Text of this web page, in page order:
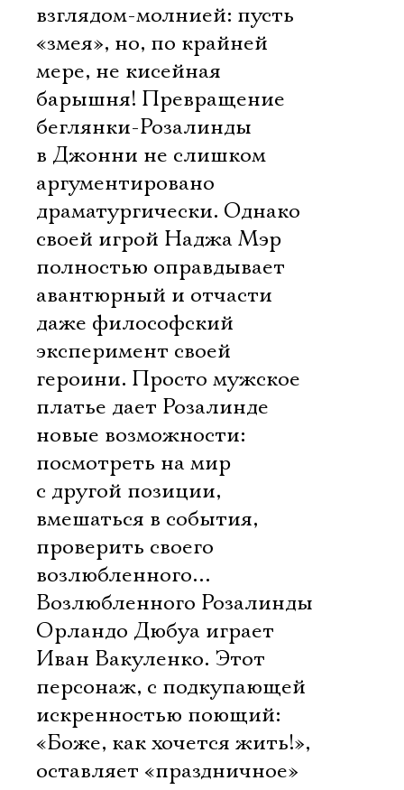
взглядом-молнией: пусть
«змея», но, по крайней
мере, не кисейная
барышня! Превращение
беглянки-Розалинды
в Джонни не слишком
аргументировано
драматургически. Однако
своей игрой Наджа Мэр
полностью оправдывает
авантюрный и отчасти
даже философский
эксперимент своей
героини. Просто мужское
платье дает Розалинде
новые возможности:
посмотреть на мир
с другой позиции,
вмешаться в события,
проверить своего
возлюбленного…
Возлюбленного Розалинды
Орландо Дюбуа играет
Иван Вакуленко. Этот
персонаж, с подкупающей
искренностью поющий:
«Боже, как хочется жить!», 
оставляет «праздничное»